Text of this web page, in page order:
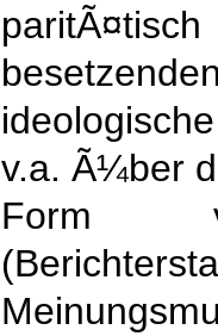
v.a. Ã¼ber
Form